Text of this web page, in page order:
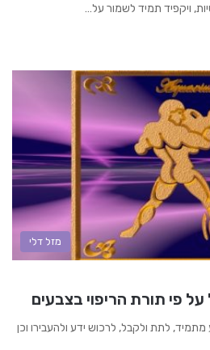
ויקפיד תמיד לשמור על…
מזל דלי
פי תורת הריפוי בצבעים
מתמיד, לתת ולקבל, לרכוש ידע ולהעבירו וכן